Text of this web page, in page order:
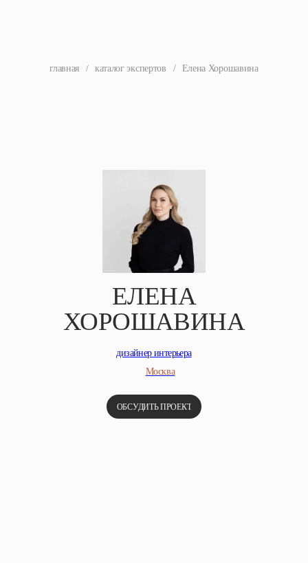
главная / каталог экспертов / Елена Хорошавина
ЕЛЕНА
ХОРОШАВИНА
дизайнер интерьера
Москва
ОБСУДИТЬ ПРОЕКТ